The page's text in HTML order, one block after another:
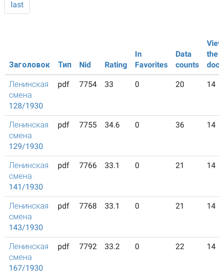
last
Заголовок Тип Nid Rating
In
Favorites
Data
counts
the
Ленинская
смена
128/1930
pdf 7754 33 0 20 14
Ленинская
смена
129/1930
pdf 7755 34.6 0 36 14
Ленинская
смена
141/1930
pdf 7766 33.1 0 21 14
Ленинская
смена
143/1930
pdf 7768 33.1 0 21 14
Ленинская
смена
167/1930
pdf 7792 33.2 0 22 14